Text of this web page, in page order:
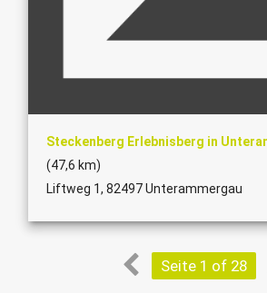
Steckenberg Erlebnisberg in
(47,6 km)
Liftweg 1, 82497 Unterammergau
Seite 1 of 28